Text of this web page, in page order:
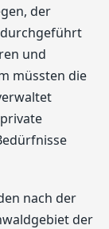
der
und
müssten die
nach der
der